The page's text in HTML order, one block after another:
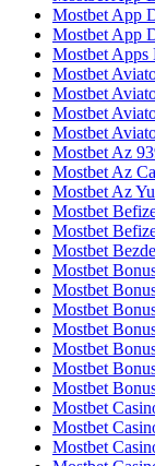
Mostbet App
Mostbet App
Mostbet Apps
Mostbet
Mostbet
Mostbet
Mostbet
Mostbet Az
Mostbet Az
Mostbet Az
Mostbet
Mostbet
Mostbet
Mostbet
Mostbet
Mostbet
Mostbet
Mostbet
Mostbet
Mostbet
Mostbet
Mostbet
Mostbet